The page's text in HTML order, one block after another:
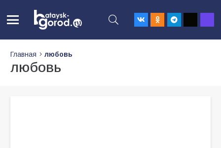
Главная любовь
любовь